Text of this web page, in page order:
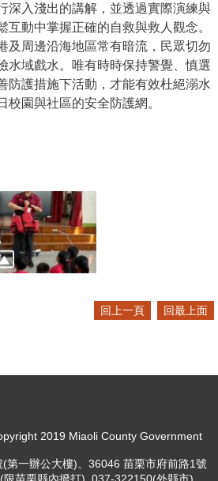
深入淺出的講解，並透過實際演練與
互動中掌握正確的自救與救人觀念。
及周邊沿海地區常有暗流，民眾切勿
水域戲水。唯有時時保持警覺、慎選
防護措施下活動，才能有效杜絕溺水
校園與社區的安全防護網。
回上一頁 回最上面
2019 Miaoli County Government
第一辦公大樓)、36046 苗栗市府前路1號
苗栗縣內撥打), 037-322150(外縣市)